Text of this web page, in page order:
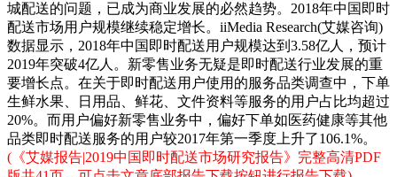
城配送的问题，已成为商业发展的必然趋势。2018年中国即时
配送市场用户规模继续稳定增长。iiMedia Research(艾媒咨询)
数据显示，2018年中国即时配送用户规模达到3.58亿人，预计
2019年突破4亿人。新零售业务无疑是即时配送行业发展的重
要增长点。在关于即时配送用户使用的服务品类调查中，下单
生鲜水果、日用品、鲜花、文件资料等服务的用户占比均超过
20%。而用户偏好新零售业务中，偏好下单如医药健康等其他
品类即时配送服务的用户较2017年第一季度上升了106.1%。
(《艾媒报告|2019中国即时配送市场研究报告》完整高清PDF